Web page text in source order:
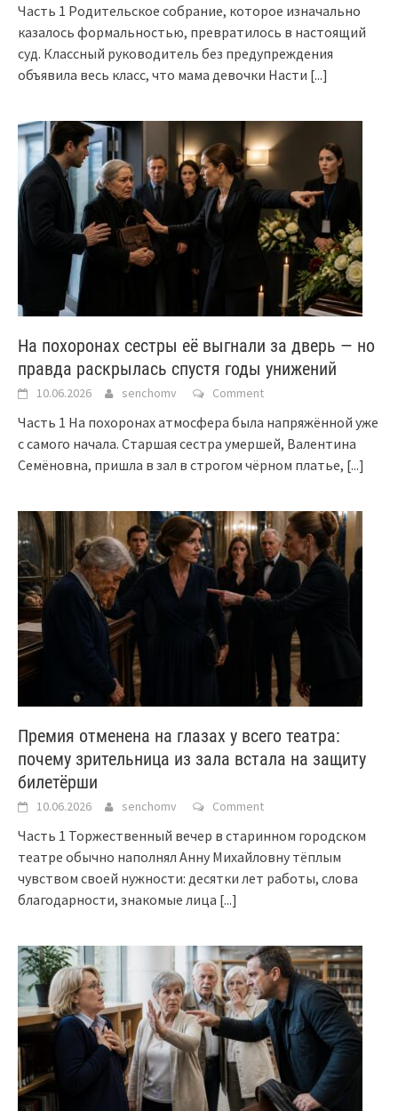
Часть 1 Родительское собрание, которое изначально
казалось формальностью, превратилось в настоящий
суд. Классный руководитель без предупреждения
объявила весь класс, что мама девочки Насти [...]
На похоронах сестры её выгнали за дверь — но
правда раскрылась спустя годы унижений
10.06.2026 senchomv Comment
Часть 1 На похоронах атмосфера была напряжённой уже
с самого начала. Старшая сестра умершей, Валентина
Семёновна, пришла в зал в строгом чёрном платье, [...]
Премия отменена на глазах у всего театра:
почему зрительница из зала встала на защиту
билетёрши
10.06.2026 senchomv Comment
Часть 1 Торжественный вечер в старинном городском
театре обычно наполнял Анну Михайловну тёплым
чувством своей нужности: десятки лет работы, слова
благодарности, знакомые лица [...]